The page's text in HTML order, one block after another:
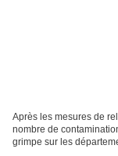
Après les mesures de
nombre de
grimpe sur les